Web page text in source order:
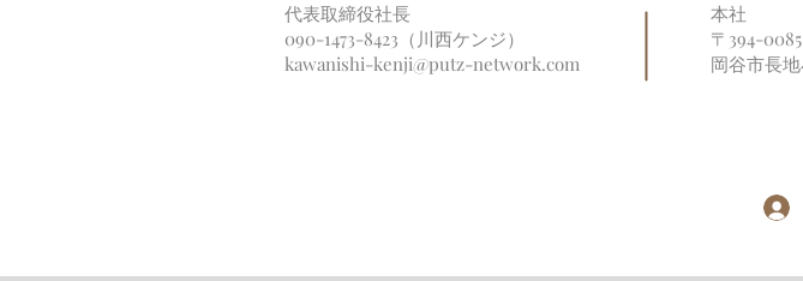
代表取締役社長
090-1473-8423（川西ケンジ）
kawanishi-kenji@putz-network.com
本社
〒394-
岡谷市長